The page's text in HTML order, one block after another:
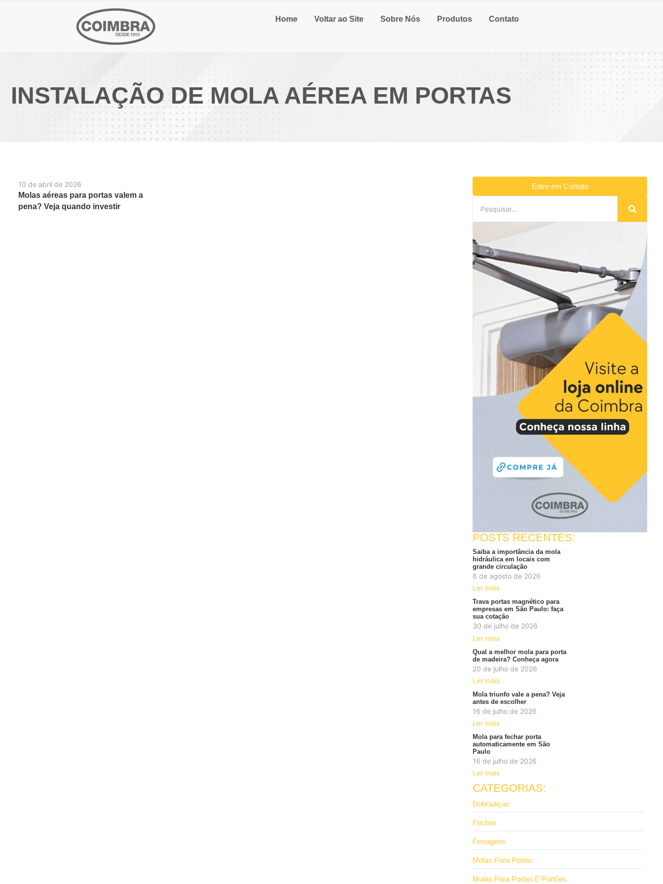
Home Voltar ao Site Sobre Nós Produtos Contato
INSTALAÇÃO DE MOLA AÉREA EM PORTAS
10 de abril de 2026
Molas aéreas para portas valem a
pena? Veja quando investir
Entre em Contato
POSTS RECENTES:
Saiba a importância da mola
hidráulica em locais com
grande circulação
6 de agosto de 2026
Ler mais
Trava portas magnético para
empresas em São Paulo: faça
sua cotação
30 de julho de 2026
Ler mais
Qual a melhor mola para porta
de madeira? Conheça agora
20 de julho de 2026
Ler mais
Mola triunfo vale a pena? Veja
antes de escolher
16 de julho de 2026
Ler mais
Mola para fechar porta
automaticamente em São
Paulo
16 de julho de 2026
Ler mais
CATEGORIAS:
Dobradiças
Fechos
Ferragens
Molas Para Portas
Molas Para Portas E Portões